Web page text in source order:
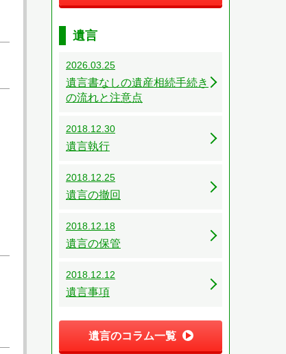
遺言
2026.03.25
遺言書なしの遺産相続手続き
の流れと注意点
2018.12.30
遺言執行
2018.12.25
遺言の撤回
2018.12.18
遺言の保管
2018.12.12
遺言事項
遺言のコラム一覧